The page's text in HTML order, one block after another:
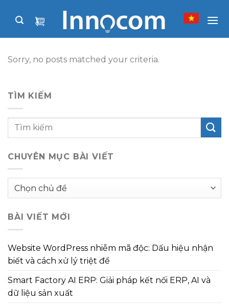
Sorry, no posts matched your criteria.
TÌM KIẾM
CHUYÊN MỤC BÀI VIẾT
Chuyên
viết
BÀI VIẾT MỚI
Website WordPress nhiễm mã độc: Dấu hiệu nhận
biết và cách xử lý triệt để
Smart Factory AI ERP: Giải pháp kết nối ERP, AI và
dữ liệu sản xuất